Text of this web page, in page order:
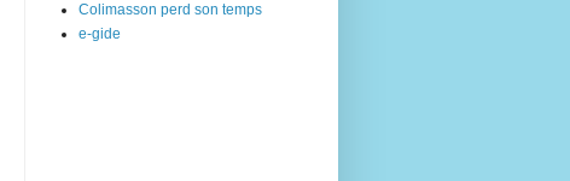
Colimasson perd son temps
e-gide